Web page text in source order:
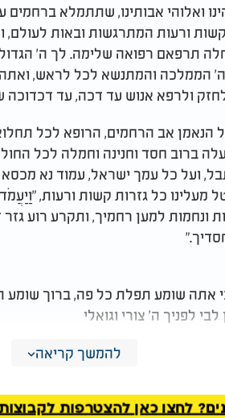
ואלוהי אבותינו, שתתמלא ברחמים
ורעות המתרגשות ובאות לעולם,
תרפאם רפואה שלימה. לך ה'
הממלכה והמתנשא לכל לראש,
ולרפא אנוש עד דכה, עד
הנאמן אב הרחמים, הרופא לכל
ברוב חסד וחנינה וחמלה לכל
ועל כל עמך ישראל, עמוד נא
מעלינו כל גזרות קשות ורעות,
ונחמות למען רחמיך, ותקרע רוע גזר
אתה שומע תפלת כל פה, ברוך שומע
לבי לפניך ה' צורי וגואלי
להמשך קריאה
לחצו כאן להצטרפות לקבוצות